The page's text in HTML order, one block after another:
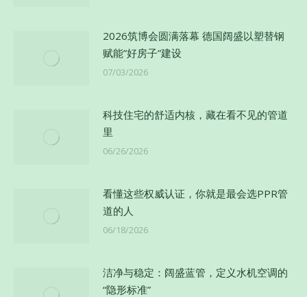
2026筑博会圆满落幕 德国阔盛以塑替钢
赋能”好房子”建设
07/03/2026
科技住宅的舒适内核，藏在看不见的管道
里
06/26/2026
看懂这些权威认证，你就是最会选PPR管
道的人
06/18/2026
洁净与稳定：阔盛蓝管，定义水机空调的
“隐形标准”